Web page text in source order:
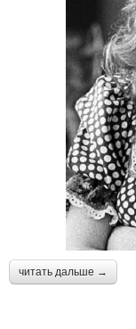
читать дальше →